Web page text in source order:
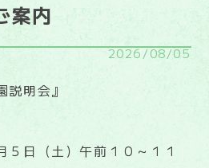
案内
2026/08/05
明会』
５日（土）午前１０～１１